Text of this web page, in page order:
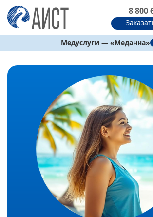
8 800
Медуслуги — «Меданна»